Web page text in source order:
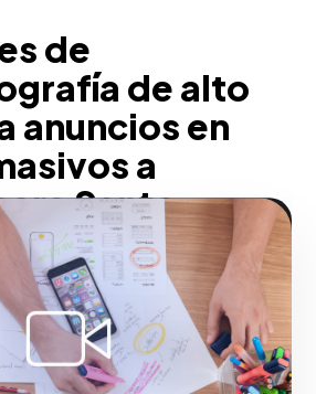
de
de alto
anuncios en
a
Santo
aseguramos la
prestigio hacia tu
comercial de calidad